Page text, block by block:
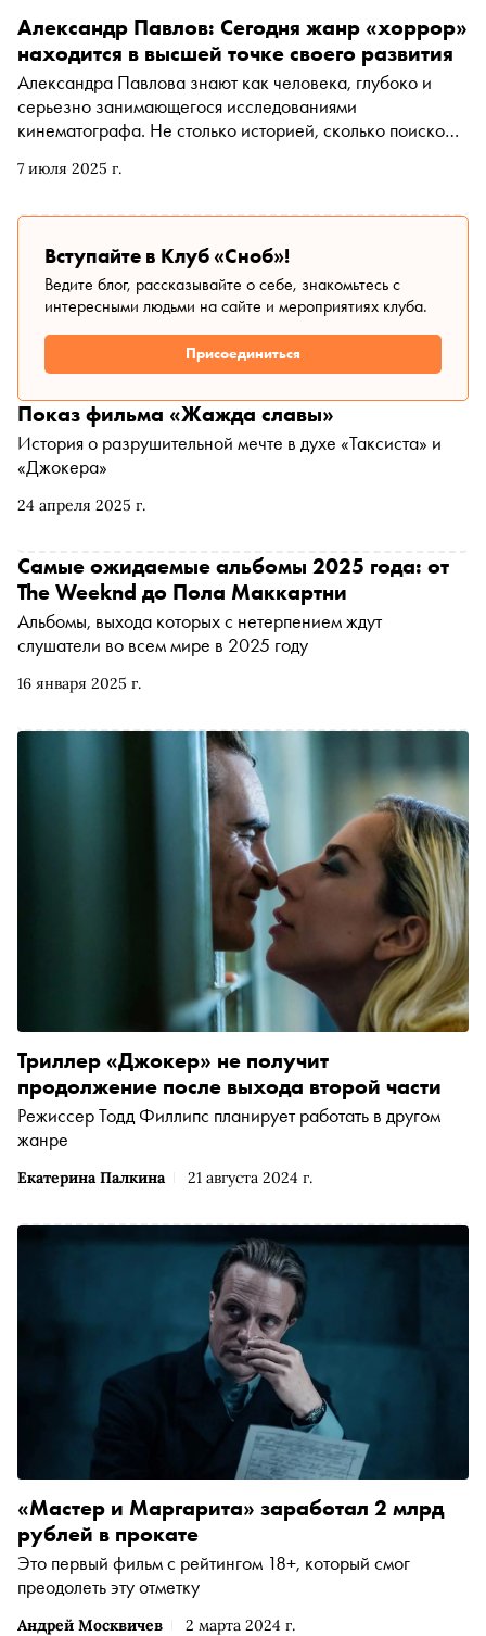
7 июля 2025 г.
Александр Павлов: Сегодня жанр «хоррор»
находится в высшей точке своего развития
Александра Павлова знают как человека, глубоко и
серьезно занимающегося исследованиями
кинематографа. Не столько историей, сколько поиском
сто раз — и посмотрим в сто первый, узнав, что думает о
исследованиям фильмов ужасов, она так и называется
«Исследования хоррора». Почему на эту тему мало
отечественных академических исследований, надо ли
читать Стивена Кинга и когда его, исследователя жанра,
последний раз напугал фильм ужасов, Павлов
рассказал «Снобу»
Вступайте в Клуб «Сноб»!
Ведите блог, рассказывайте о себе, знакомьтесь с
интересными людьми на сайте и мероприятиях клуба.
Присоединиться
24 апреля 2025 г.
Показ фильма «Жажда славы»
История о разрушительной мечте в духе «Таксиста» и
«Джокера»
16 января 2025 г.
Самые ожидаемые альбомы 2025 года: от
The Weeknd до Пола Маккартни
Альбомы, выхода которых с нетерпением ждут
слушатели во всем мире в 2025 году
Екатерина Палкина 21 августа 2024 г.
Триллер «Джокер» не получит
продолжение после выхода второй части
Режиссер Тодд Филлипс планирует работать в другом
жанре
Андрей Москвичев 2 марта 2024 г.
«Мастер и Маргарита» заработал 2 млрд
рублей в прокате
Это первый фильм с рейтингом 18+, который смог
преодолеть эту отметку